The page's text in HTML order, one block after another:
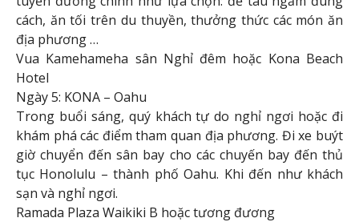
cách, ăn tối trên du thuyền, thưởng thức các món ăn
địa phương …
Vua Kamehameha sân Nghỉ đêm hoặc Kona Beach
Hotel
Ngày 5: KONA – Oahu
Trong buổi sáng, quý khách tự do nghỉ ngơi hoặc đi
khám phá các điểm tham quan địa phương. Đi xe buýt
giờ chuyển đến sân bay cho các chuyến bay đến thủ
tục Honolulu – thành phố Oahu. Khi đến như khách
sạn và nghỉ ngơi.
Ramada Plaza Waikiki B hoặc tương đương